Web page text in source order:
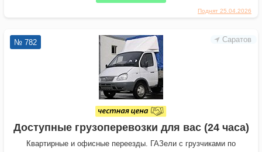
Поднят 25.04.2026
Саратов
№ 782
Доступные грузоперевозки для вас (24 часа)
Квартирные и офисные переезды. ГАЗели с грузчиками по